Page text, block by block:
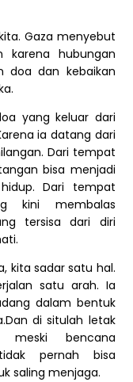
Gaza menyebut
karena hubungan
doa dan kebaikan
yang keluar dari
ia datang dari
Dari tempat
bisa menjadi
Dari tempat
kini membalas
tersisa dari diri
kita sadar satu hal.
satu arah. Ia
dalam bentuk
di situlah letak
meski bencana
pernah bisa
saling menjaga.